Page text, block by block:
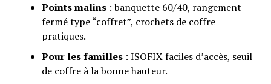
Points malins: banquette 60/40, rangement
fermé type “coffret”, crochets de coffre
pratiques.
Pour les familles: ISOFIX faciles d’accès, seuil
de coffre à la bonne hauteur.